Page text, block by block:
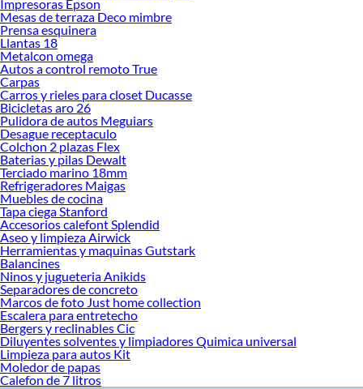
Encuentra una amplia variedad de productos de Bisagras para puertas y
ventanas en Sodimac. Encuentra todo lo necesario para tus proyectos de
renovación y decoración. ¡Visítanos y haz tus ideas realidad!
Impresoras Epson
Mesas de terraza Deco mimbre
Prensa esquinera
Llantas 18
Metalcon omega
Autos a control remoto True
Carpas
Carros y rieles para closet Ducasse
Bicicletas aro 26
Pulidora de autos Meguiars
Desague receptaculo
Colchon 2 plazas Flex
Baterias y pilas Dewalt
Terciado marino 18mm
Refrigeradores Maigas
Muebles de cocina
Tapa ciega Stanford
Accesorios calefont Splendid
Aseo y limpieza Airwick
Herramientas y maquinas Gutstark
Balancines
Ninos y jugueteria Anikids
Separadores de concreto
Marcos de foto Just home collection
Escalera para entretecho
Bergers y reclinables Cic
Diluyentes solventes y limpiadores Quimica universal
Limpieza para autos Kit
Moledor de papas
Calefon de 7 litros